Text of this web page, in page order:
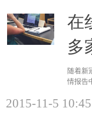
在
多
随着新
情报告
2015-11-5 10:45